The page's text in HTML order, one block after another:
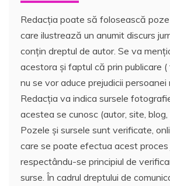
Redacția poate să folosească poze
care ilustrează un anumit discurs
conțin dreptul de autor. Se va
acestora și faptul că prin publicare
nu se vor aduce prejudicii persoanei
Redacția va indica sursele
acestea se cunosc (autor, site,
Pozele și sursele sunt verificate,
care se poate efectua acest proces
respectându-se principiul de
surse. În cadrul dreptului de